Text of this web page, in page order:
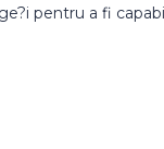
pentru a fi